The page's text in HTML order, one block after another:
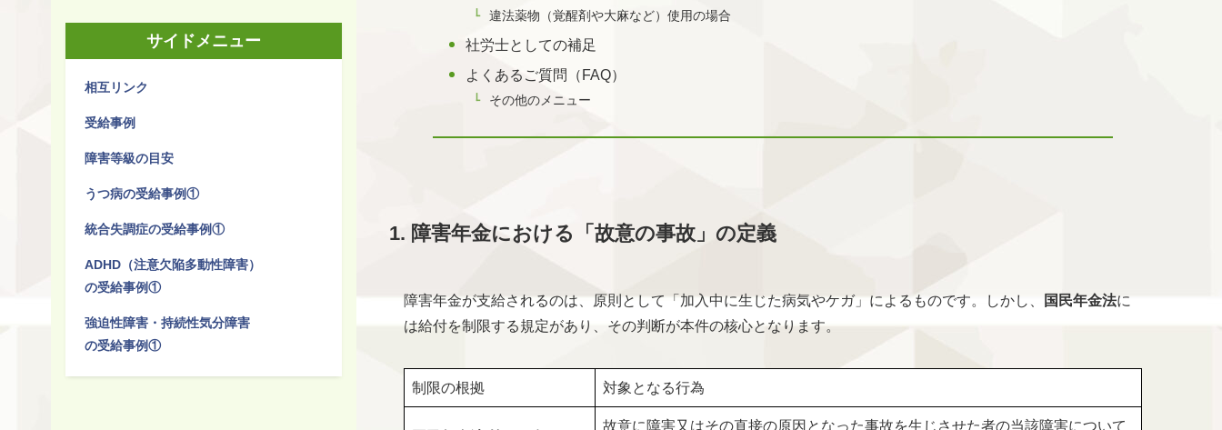
違法薬物（覚醒剤や大麻など）使用の場合
社労士としての補足
よくあるご質問（FAQ）
その他のメニュー
1. 障害年金における「故意の事故」の定義
障害年金が支給されるのは、原則として「加入中に生じた病気やケガ」によるものです。しかし、 国民年金法に
は給付を制限する規定があり、その判断が本件の核心となります。
制限の根拠 対象となる行為
故意に障害又はその直接の原因となった事故を生じさせた者の当該障害について
サイドメニュー
相互リンク
受給事例
障害等級の目安
うつ病の受給事例①
統合失調症の受給事例①
ADHD（注意欠陥多動性障害）
の受給事例①
強迫性障害・持続性気分障害
の受給事例①